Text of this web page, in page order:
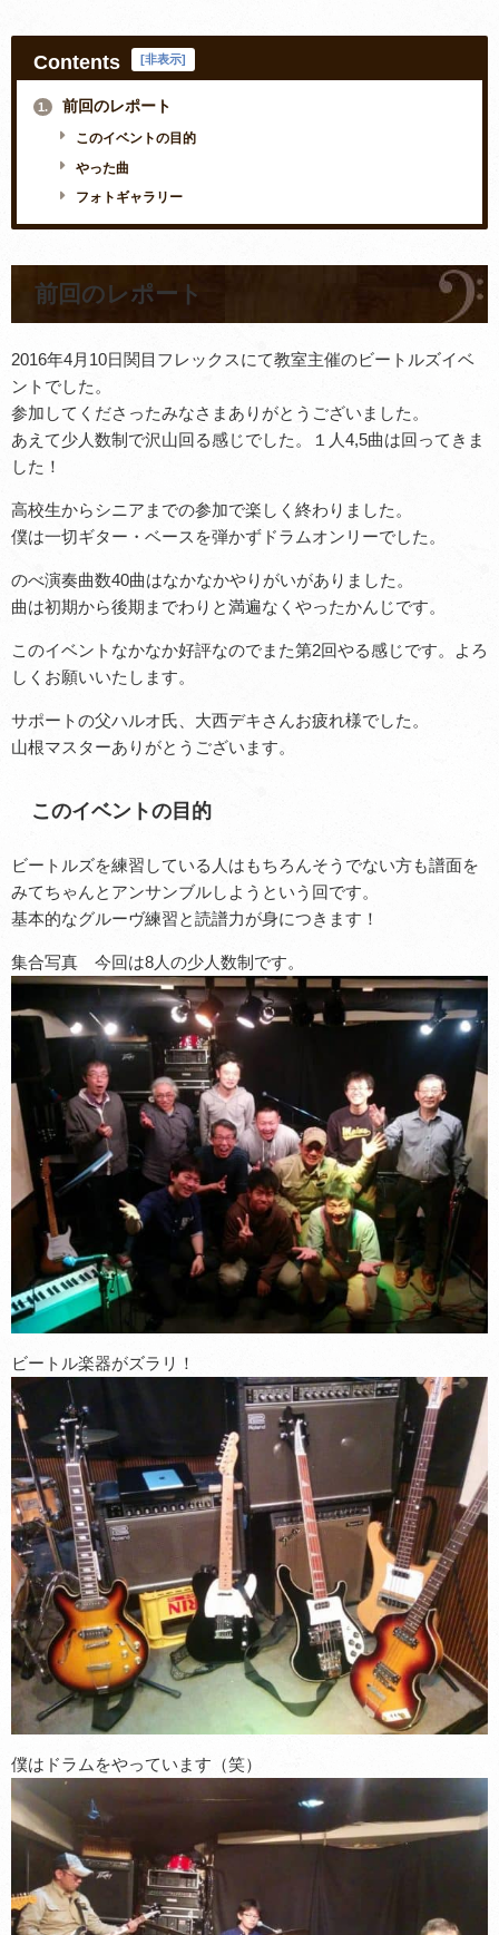
Contents [非表示]
1. 前回のレポート
このイベントの目的
やった曲
フォトギャラリー
前回のレポート
2016年4月10日関目フレックスにて教室主催のビートルズイベ
ントでした。
参加してくださったみなさまありがとうございました。
あえて少人数制で沢山回る感じでした。１人4,5曲は回ってきま
した！
高校生からシニアまでの参加で楽しく終わりました。
僕は一切ギター・ベースを弾かずドラムオンリーでした。
のべ演奏曲数40曲はなかなかやりがいがありました。
曲は初期から後期までわりと満遍なくやったかんじです。
このイベントなかなか好評なのでまた第2回やる感じです。よろ
しくお願いいたします。
サポートの父ハルオ氏、大西デキさんお疲れ様でした。
山根マスターありがとうございます。
このイベントの目的
ビートルズを練習している人はもちろんそうでない方も譜面を
みてちゃんとアンサンブルしようという回です。
基本的なグルーヴ練習と読譜力が身につきます！
集合写真 今回は8人の少人数制です。
ビートル楽器がズラリ！
僕はドラムをやっています（笑）